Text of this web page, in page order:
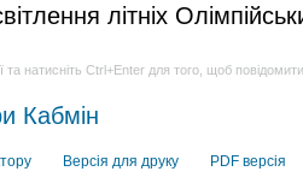
літніх
та натисніть Ctrl+Enter для того, щоб
Кабмін
Версія для друку PDF версія